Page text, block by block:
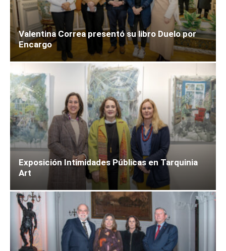
Valentina Correa presentó su libro Duelo por
Encargo
Exposición Intimidades Públicas en Tarquinia
Art